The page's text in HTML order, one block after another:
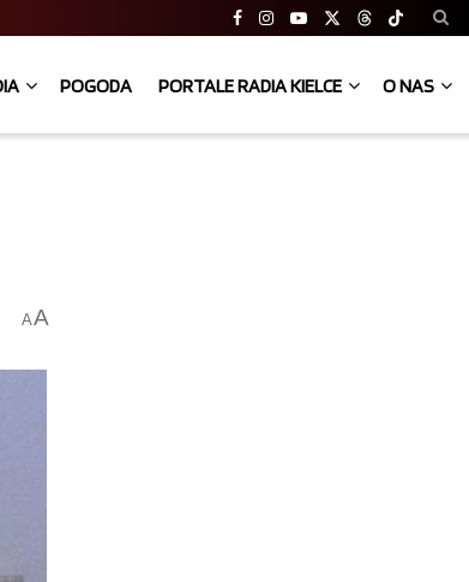
20
POGODA PORTALE RADIA KIELCE O NAS
AA